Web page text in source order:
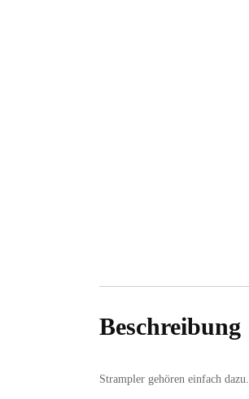
Beschreibung
Strampler gehören einfach dazu.